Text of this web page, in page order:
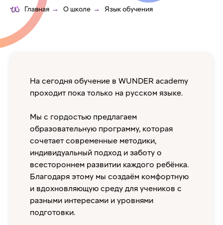
Главная → О школе → Язык обучения
На сегодня обучение в WUNDER academy
проходит пока только на русском языке.
Мы с гордостью предлагаем
образовательную программу, которая
сочетает современные методики,
индивидуальный подход и заботу о
всестороннем развитии каждого ребёнка.
Благодаря этому мы создаём комфортную
и вдохновляющую среду для учеников с
разными интересами и уровнями
подготовки.